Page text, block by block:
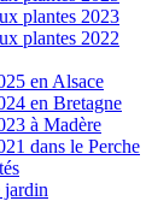
plantes 2023
plantes 2022
en Alsace
en Bretagne
à Madère
dans le Perche
jardin